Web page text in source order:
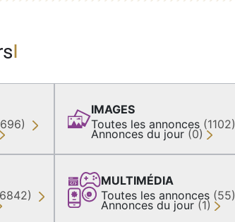
IMAGES
Toutes les annonces (1102)
Annonces du jour (0)
MULTIMÉDIA
Toutes les annonces (55)
Annonces du jour (1)